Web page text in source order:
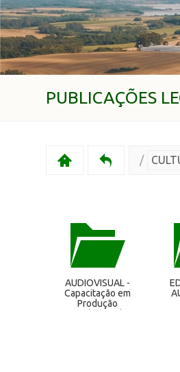
PUBLICAÇÕES
/
AUDIOVISUAL -
Capacitação em
Produção